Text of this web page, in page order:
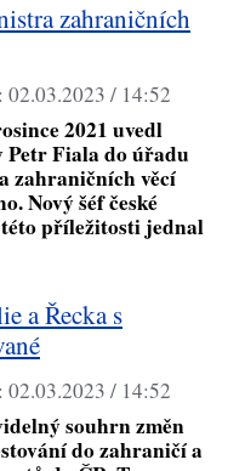
zahraničních
02.03.2023 / 14:52
2021 uvedl
Petr Fiala do úřadu
zahraničních věcí
Nový šéf české
příležitosti jednal
a Řecka s
02.03.2023 / 14:52
souhrn změn
do zahraničí a